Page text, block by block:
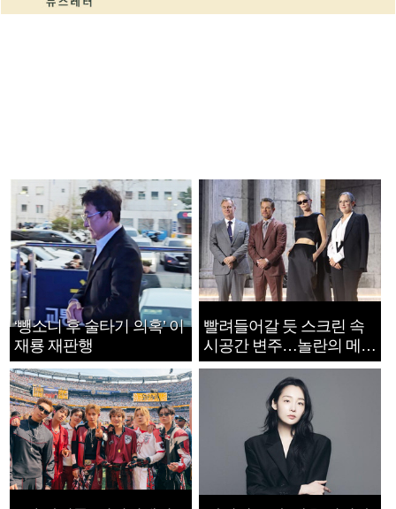
‘뺑소니 후 술타기 의혹’ 이
재룡 재판행
빨려들어갈 듯 스크린 속
시공간 변주…놀란의 메시
지는 ‘전쟁 속죄’